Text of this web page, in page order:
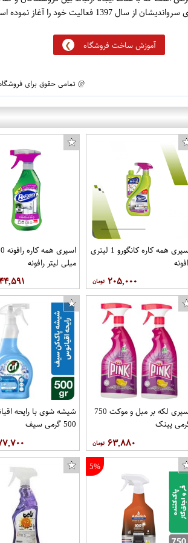
فعالیت خود را آغاز نموده است.
آموزش ساخت فروشگاه
@ تمامی حقوق برای
اسپری همه کاره کانگورو 1 لیتری
۲۰۵,۰۰۰
میلی لیتر رافونه
اسپری لکه بر مبل و موکت 750
پینک
۶۳,۸۸۰
شیشه شوی با رایحه
500 گرمی سیف
5%